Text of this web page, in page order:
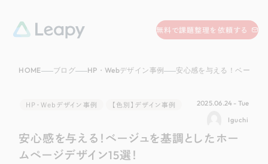
無料で課題整理を依頼する
無料で課題整理を依頼する
058-215-0066
無料で課題整理を依頼する
資料請求する
Company
HOME ブログ HP・Webデザイン事例 安心感を与える！ベージュを基調とした
HP・Webデザイン事例 【色別】デザイン事例 2025.06.24 - Tue
Iguchi
安心感を与える！ベージュを基調としたホー
ムページデザイン15選！